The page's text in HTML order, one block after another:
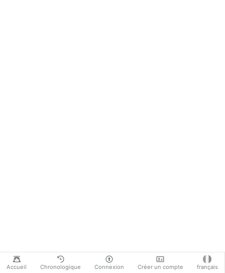
Accueil Chronologique Connexion Créer un compte français